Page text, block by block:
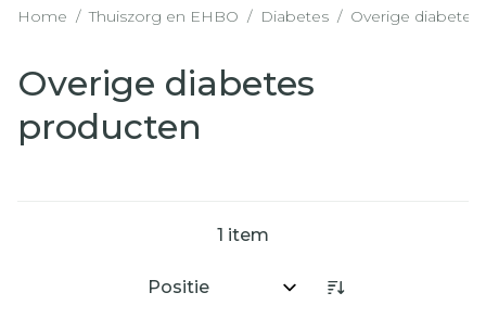
Home / Thuiszorg en EHBO / Diabetes / Overige
Overige diabetes
producten
1 item
Sorteer op: